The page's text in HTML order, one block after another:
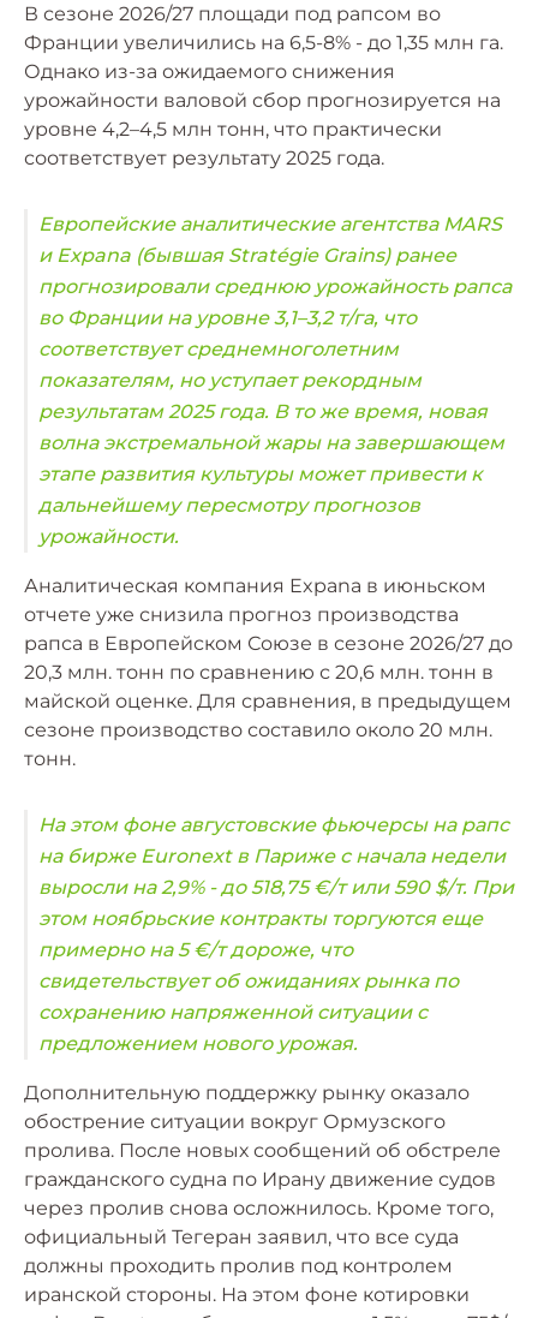
В сезоне 2026/27 площади под рапсом во
Франции увеличились на 6,5-8% - до 1,35 млн га.
Однако из-за ожидаемого снижения
урожайности валовой сбор прогнозируется на
уровне 4,2–4,5 млн тонн, что практически
соответствует результату 2025 года.
Европейские аналитические агентства MARS
и Expana (бывшая Stratégie Grains) ранее
прогнозировали среднюю урожайность рапса
во Франции на уровне 3,1–3,2 т/га, что
соответствует среднемноголетним
показателям, но уступает рекордным
результатам 2025 года. В то же время, новая
волна экстремальной жары на завершающем
этапе развития культуры может привести к
дальнейшему пересмотру прогнозов
урожайности.
Аналитическая компания Expana в июньском
отчете уже снизила прогноз производства
рапса в Европейском Союзе в сезоне 2026/27 до
20,3 млн. тонн по сравнению с 20,6 млн. тонн в
майской оценке. Для сравнения, в предыдущем
сезоне производство составило около 20 млн.
тонн.
На этом фоне августовские фьючерсы на рапс
на бирже Euronext в Париже с начала недели
выросли на 2,9% - до 518,75 €/т или 590 $/т. При
этом ноябрьские контракты торгуются еще
примерно на 5 €/т дороже, что
свидетельствует об ожиданиях рынка по
сохранению напряженной ситуации с
предложением нового урожая.
Дополнительную поддержку рынку оказало
обострение ситуации вокруг Ормузского
пролива. После новых сообщений об обстреле
гражданского судна по Ирану движение судов
через пролив снова осложнилось. Кроме того,
официальный Тегеран заявил, что все суда
должны проходить пролив под контролем
иранской стороны. На этом фоне котировки